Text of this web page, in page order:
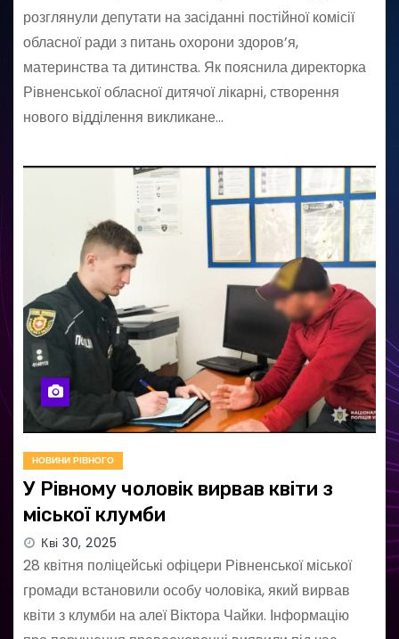
розглянули депутати на засіданні постійної комісії
обласної ради з питань охорони здоров’я,
материнства та дитинства. Як пояснила директорка
Рівненської обласної дитячої лікарні, створення
нового відділення викликане…
НОВИНИ РІВНОГО
У Рівному чоловік вирвав квіти з
міської клумби
Кві 30, 2025
28 квітня поліцейські офіцери Рівненської міської
громади встановили особу чоловіка, який вирвав
квіти з клумби на алеї Віктора Чайки. Інформацію